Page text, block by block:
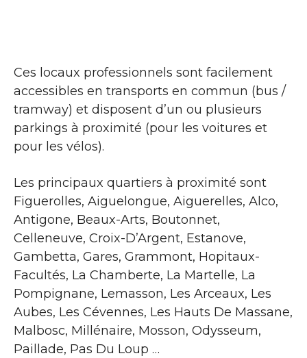
Ces locaux professionnels sont facilement
accessibles en transports en commun (bus /
tramway) et disposent d’un ou plusieurs
parkings à proximité (pour les voitures et
pour les vélos).
Les principaux quartiers à proximité sont
Figuerolles, Aiguelongue, Aiguerelles, Alco,
Antigone, Beaux-Arts, Boutonnet,
Celleneuve, Croix-D’Argent, Estanove,
Gambetta, Gares, Grammont, Hopitaux-
Facultés, La Chamberte, La Martelle, La
Pompignane, Lemasson, Les Arceaux, Les
Aubes, Les Cévennes, Les Hauts De Massane,
Malbosc, Millénaire, Mosson, Odysseum,
Paillade, Pas Du Loup …